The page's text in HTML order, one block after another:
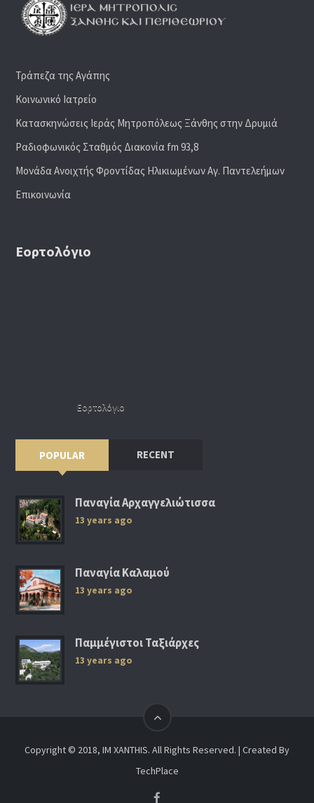
Τράπεζα της Αγάπης
Κοινωνικό Ιατρείο
Κατασκηνώσεις Ιεράς Μητροπόλεως Ξάνθης στην Δρυμιά
Ραδιoφωνικός Σταθμός Διακονία fm 93,8
Μονάδα Ανοιχτής Φροντίδας Ηλικιωμένων Αγ. Παντελεήμων
Επικοινωνία
Εορτολόγιο
Εορτολόγιο
POPULAR RECENT
Παναγία Αρχαγγελιώτισσα
13 years ago
Παναγία Καλαμού
13 years ago
Παμμέγιστοι Ταξιάρχες
13 years ago
Copyright © 2018, IM XANTHIS. All Rights Reserved. | Created By
TechPlace